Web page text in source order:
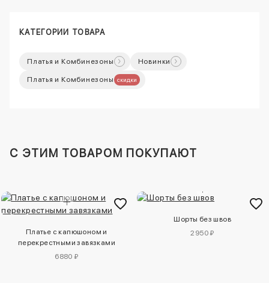
КАТЕГОРИИ ТОВАРА
Платья и Комбинезоны Новинки
Платья и Комбинезоны скидки
C ЭТИМ ТОВАРОМ ПОКУПАЮТ
Платье с капюшоном и
перекрестными завязками
6880 ₽
Шорты без швов
2950 ₽